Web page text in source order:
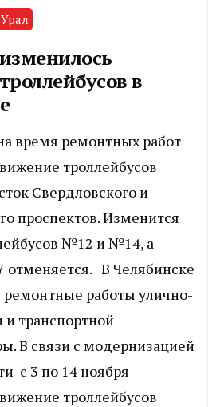
в
время ремонтных работ
троллейбусов
Свердловского и
проспектов. Изменится
№12 и №14, а
отменяется. В Челябинске
работы улично-
транспортной
В связи с модернизацией
с 3 по 14 ноября
троллейбусов